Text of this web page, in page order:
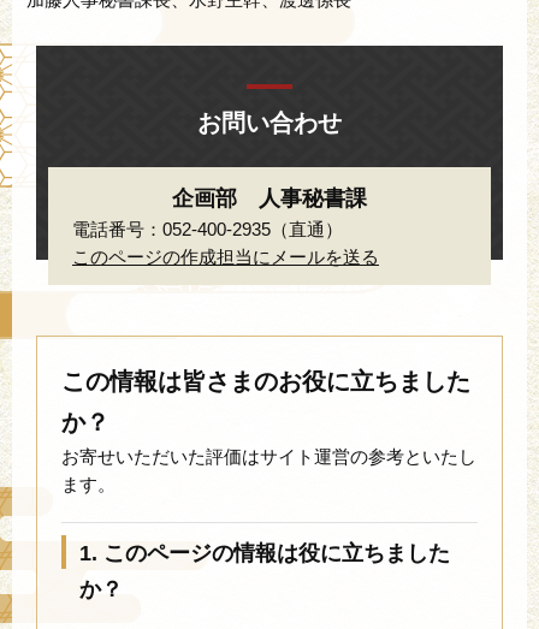
お問い合わせ
企画部 人事秘書課
電話番号：052-400-2935（直通）
このページの作成担当にメールを送る
この情報は皆さまのお役に立ちました
か？
お寄せいただいた評価はサイト運営の参考といたし
ます。
1. このページの情報は役に立ちました
か？